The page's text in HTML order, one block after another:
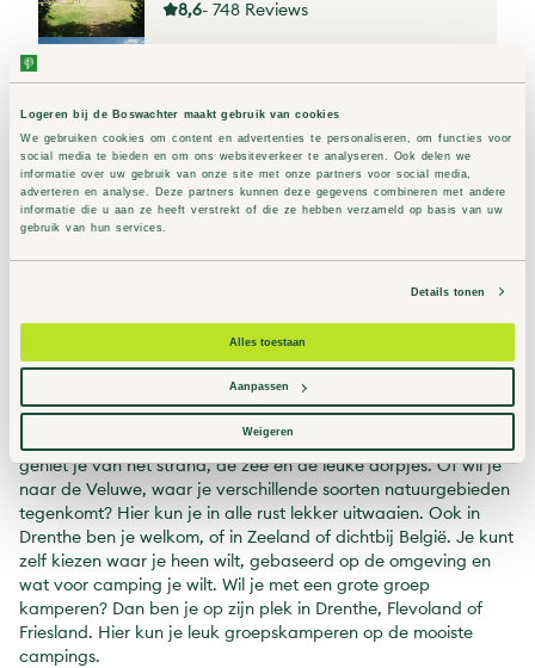
Logeren bij de Boswachter maakt gebruik van cookies
We gebruiken cookies om content en advertenties te personaliseren, om functies voor
social media te bieden en om ons websiteverkeer te analyseren. Ook delen we
informatie over uw gebruik van onze site met onze partners voor social media,
adverteren en analyse. Deze partners kunnen deze gegevens combineren met andere
informatie die u aan ze heeft verstrekt of die ze hebben verzameld op basis van uw
gebruik van hun services.
Details tonen
Alles toestaan
Aanpassen
Weigeren
8,6- 748 Reviews
Kootwijk, Gelderland
8,4- 1225 Reviews
Toon op kaart
De mooiste camping vind je bij
Staatsbosbeheer
De mooiste campings: waar ga jij op
vakantie?
Wil je naar de Wadden, zoals Terschelling of Ameland? Hier
geniet je van het strand, de zee en de leuke dorpjes. Of wil je
naar de Veluwe, waar je verschillende soorten natuurgebieden
tegenkomt? Hier kun je in alle rust lekker uitwaaien. Ook in
Drenthe ben je welkom, of in Zeeland of dichtbij België. Je kunt
zelf kiezen waar je heen wilt, gebaseerd op de omgeving en
wat voor camping je wilt. Wil je met een grote groep
kamperen? Dan ben je op zijn plek in Drenthe, Flevoland of
Friesland. Hier kun je leuk groepskamperen op de mooiste
campings.